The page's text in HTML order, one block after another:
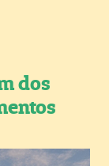
dos